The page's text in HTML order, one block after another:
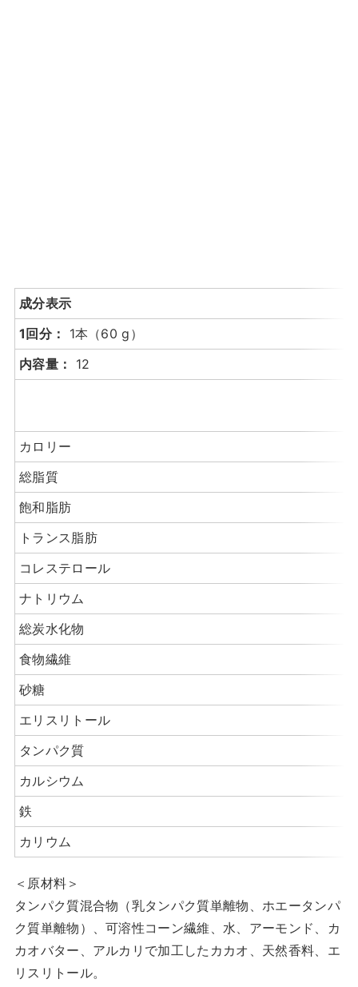
成分表示
1回分：
1本（60 g）
内容量：
12
カロリー
総脂質
飽和脂肪
トランス脂肪
コレステロール
ナトリウム
総炭水化物
食物繊維
砂糖
エリスリトール
タンパク質
カルシウム
鉄
カリウム
＜原材料＞
タンパク質混合物（乳タンパク質単離物、ホエータンパ
ク質単離物）、可溶性コーン繊維、水、アーモンド、カ
カオバター、アルカリで加工したカカオ、天然香料、エ
リスリトール。